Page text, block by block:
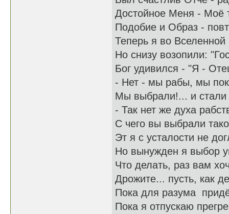
Достойное Меня - Моё
Подобие и Образ -
Теперь я во
Но снизу возопили:
Бог удивился - "Я -
- Нет - мы рабы, мы
Мы выбрали!... и стали
- Так нет же духа
С чего вы выбрали
Эт я с усталости не
Но вынужден я выбор
Что делать, раз вам
Дрожите... пусть, как
Пока для разума
Пока я отпускаю